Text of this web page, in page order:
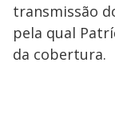
transmissão
pela qual
da cobertura.